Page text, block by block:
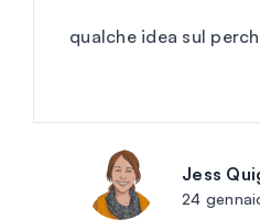
qualche idea sul
Jess
24